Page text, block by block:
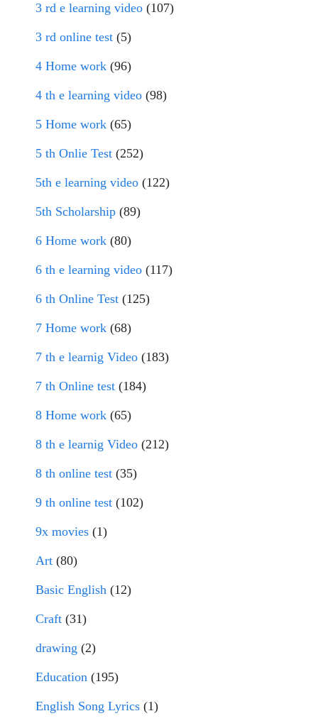
3 rd e learning video (107)
3 rd online test (5)
4 Home work (96)
4 th e learning video (98)
5 Home work (65)
5 th Onlie Test (252)
5th e learning video (122)
5th Scholarship (89)
6 Home work (80)
6 th e learning video (117)
6 th Online Test (125)
7 Home work (68)
7 th e learnig Video (183)
7 th Online test (184)
8 Home work (65)
8 th e learnig Video (212)
8 th online test (35)
9 th online test (102)
9x movies (1)
Art (80)
Basic English (12)
Craft (31)
drawing (2)
Education (195)
English Song Lyrics (1)